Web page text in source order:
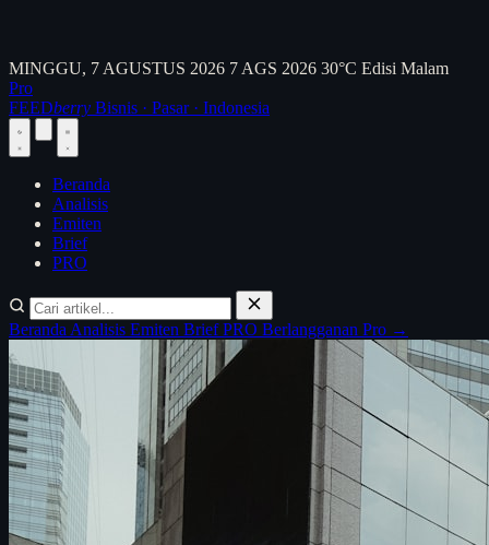
MINGGU, 7 AGUSTUS 2026 7 AGS 2026 30°C Edisi Malam
Pro
FEEDberry Bisnis · Pasar · Indonesia
Beranda
Analisis
Emiten
Brief
PRO
Beranda Analisis Emiten BriefPRO Berlangganan Pro →